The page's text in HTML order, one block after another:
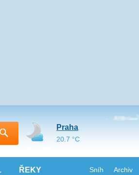
ŘEKY Sníh Archiv
Praha
20.7 °C